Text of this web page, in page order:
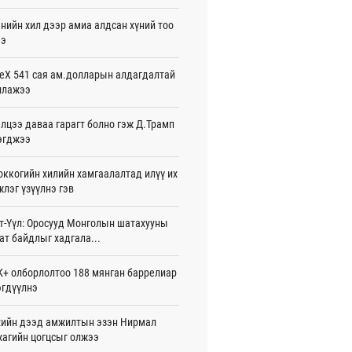
16 цаг 01 мин
Бангладешт эргэн ирэхээ
15 цаг 58 мин
15 цаг 54 мин
улсын хамтын ажиллагааны талаар
солилцов
сард Сүхбаатар боомтоор
тонн Аи-92 автобензин импортолжээ
Н.Амарзаяа: 32 хуудастай
дэвтэр долоо хоногт л дүүрдэг
15 цаг 31 мин
хил дээр амиа алдсан хүний тоо
541 сая ам.долларын алдагдалтай
даваа гарагт болно гэж Д.Трамп
хилийн хамгаалалтад илүү их
үзүүлнэ гэв
Үүл: Оросууд Монголын шатахууны
байдлыг хадгала...
олборлолтоо 188 мянган баррелиар
дээд амжилтын эзэн Нирмал
цогцсыг олжээ